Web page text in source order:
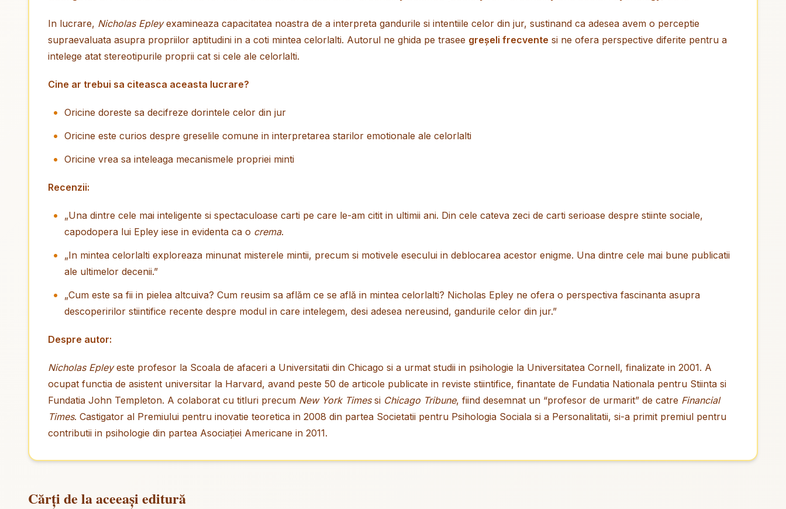
In lucrare, Nicholas Epleyexamineaza capacitatea noastra de a interpreta gandurile si intentiile celor din jur, sustinand ca adesea avem o perceptie
supraevaluata asupra propriilor aptitudini in a coti mintea celorlalti. Autorul ne ghida pe trasee greșeli frecvente si ne ofera perspective diferite pentru a
intelege atat stereotipurile proprii cat si cele ale celorlalti.
Cine ar trebui sa citeasca aceasta lucrare?
Oricine doreste sa decifreze dorintele celor din jur
Oricine este curios despre greselile comune in interpretarea starilor emotionale ale celorlalti
Oricine vrea sa inteleaga mecanismele propriei minti
Recenzii:
„Una dintre cele mai inteligente si spectaculoase carti pe care le-am citit in ultimii ani. Din cele cateva zeci de carti serioase despre stiinte sociale,
capodopera lui Epley iese in evidenta ca o crema.
„In mintea celorlalti exploreaza minunat misterele mintii, precum si motivele esecului in deblocarea acestor enigme. Una dintre cele mai bune publicatii
ale ultimelor decenii.”
„Cum este sa fii in pielea altcuiva? Cum reusim sa aflăm ce se află in mintea celorlalti? Nicholas Epley ne ofera o perspectiva fascinanta asupra
descoperirilor stiintifice recente despre modul in care intelegem, desi adesea nereusind, gandurile celor din jur.”
Despre autor:
Nicholas Epleyeste profesor la Scoala de afaceri a Universitatii din Chicago si a urmat studii in psihologie la Universitatea Cornell, finalizate in 2001. A
ocupat functia de asistent universitar la Harvard, avand peste 50 de articole publicate in reviste stiintifice, finantate de Fundatia Nationala pentru Stiinta si
Fundatia John Templeton. A colaborat cu titluri precum New York Timessi Chicago Tribune, fiind desemnat un “profesor de urmarit” de catre Financial
Times. Castigator al Premiului pentru inovatie teoretica in 2008 din partea Societatii pentru Psihologia Sociala si a Personalitatii, si-a primit premiul pentru
contributii in psihologie din partea Asociației Americane in 2011.
Cărți de la aceeași editură